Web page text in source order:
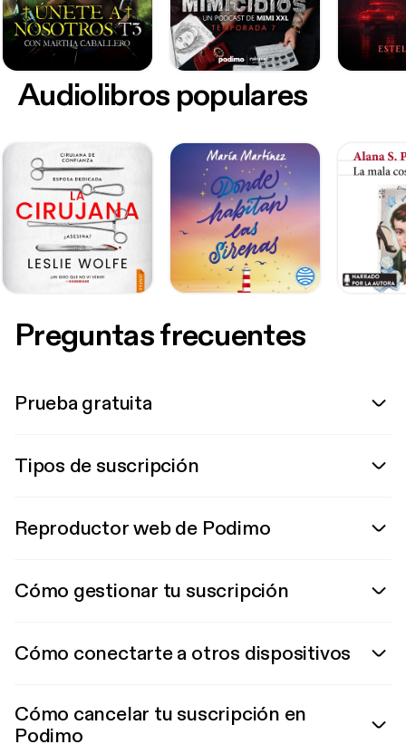
Audiolibros populares
Preguntas frecuentes
Prueba gratuita
Tipos de suscripción
Reproductor web de Podimo
Cómo gestionar tu suscripción
Cómo conectarte a otros dispositivos
Cómo cancelar tu suscripción en
Podimo